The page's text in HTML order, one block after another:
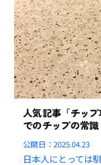
人気記事「チッ
でのチップの常識
公開日：2025.04.23
日本人にとっては